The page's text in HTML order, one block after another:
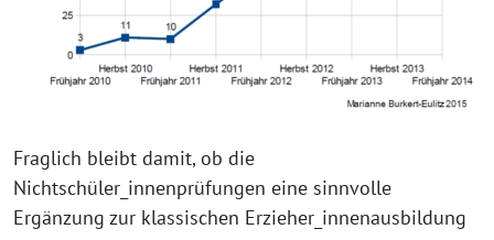
Fraglich bleibt damit, ob die
Nichtschüler_innenprüfungen eine sinnvolle
Ergänzung zur klassischen Erzieher_innenausbildung